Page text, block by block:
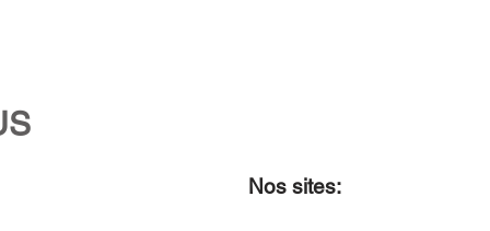
Aperçu rapide
Premier Hiver
Aperçu rapide
Centre-ville no. 18
Aperçu rapide
Sans titre
Aperçu rapide
Diner en famille no. 2
Nos sites: